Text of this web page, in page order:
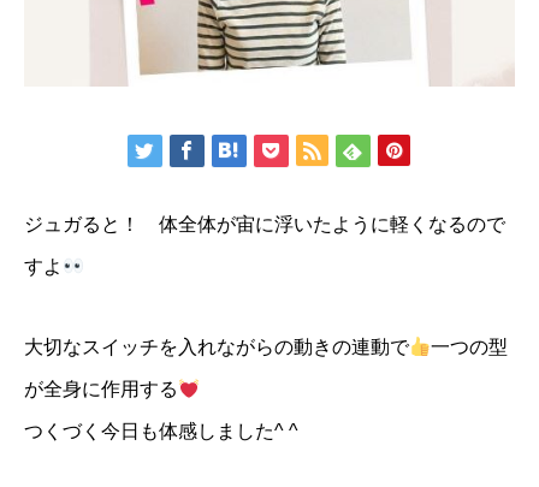
ジュガると！ 体全体が宙に浮いたように軽くなるので
すよ
大切なスイッチを入れながらの動きの連動で 一つの型
が全身に作用する
つくづく今日も体感しました^ ^